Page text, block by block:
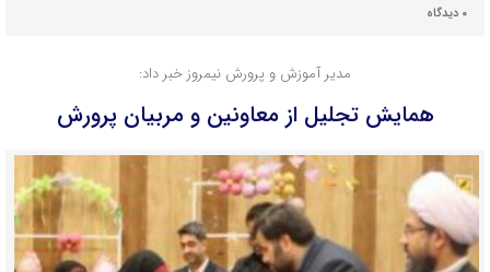
۰ دیدگاه
مدیر آموزش و پرورش نیمروز خبر داد:
همایش تجلیل از معاونین و مربیان پرورش